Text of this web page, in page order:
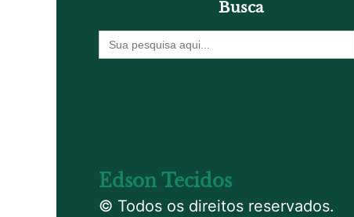
Busca
Procurar
por:
Edson Tecidos
© Todos os direitos reservados.